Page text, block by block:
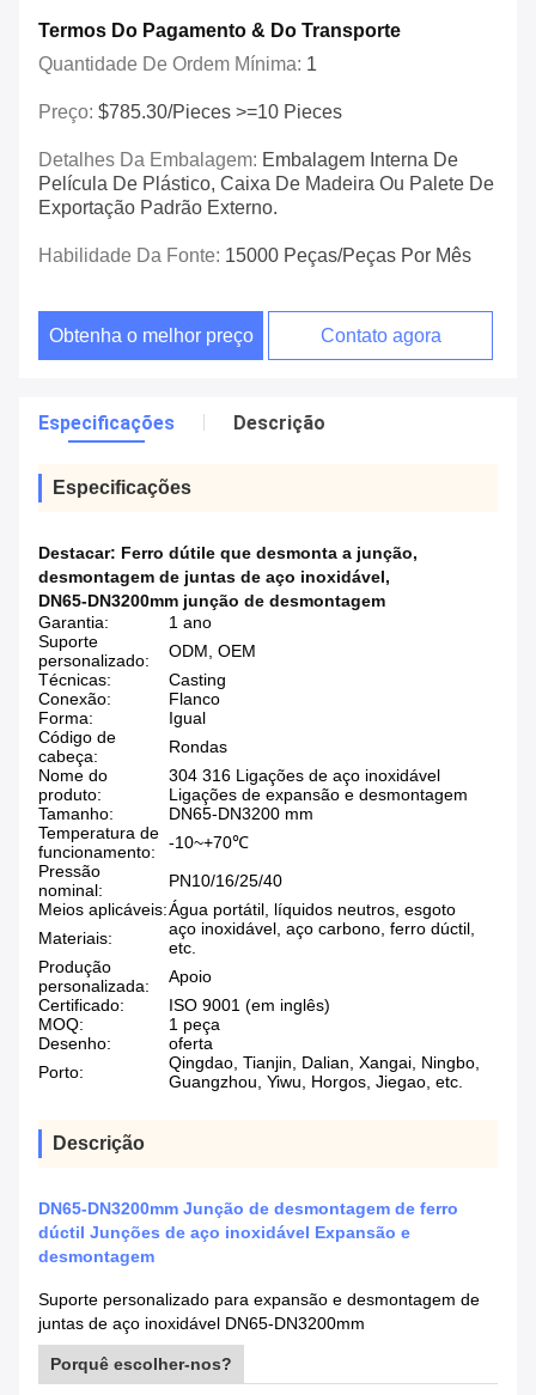
Termos Do Pagamento & Do Transporte
Quantidade De Ordem Mínima: 1
Preço: $785.30/pieces >=10 Pieces
Detalhes Da Embalagem: Embalagem Interna De
Película De Plástico, Caixa De Madeira Ou Palete De
Exportação Padrão Externo.
Habilidade Da Fonte: 15000 Peças/peças Por Mês
Obtenha o melhor preço Contato agora
Especificações Descrição
Especificações
Destacar: Ferro dútile que desmonta a junção,
desmontagem de juntas de aço inoxidável,
DN65-DN3200mm junção de desmontagem
Garantia:
1 ano
Suporte
personalizado:
ODM, OEM
Técnicas:
Casting
Conexão:
Flanco
Forma:
Igual
Código de
cabeça:
Rondas
Nome do
produto:
304 316 Ligações de aço inoxidável
Ligações de expansão e desmontagem
Tamanho:
DN65-DN3200 mm
Temperatura de
funcionamento:
-10~+70℃
Pressão
nominal:
PN10/16/25/40
Meios aplicáveis:Água portátil, líquidos neutros, esgoto
Materiais:
aço inoxidável, aço carbono, ferro dúctil,
etc.
Produção
personalizada:
Apoio
Certificado:
ISO 9001 (em inglês)
MOQ:
1 peça
Desenho:
oferta
Porto:
Qingdao, Tianjin, Dalian, Xangai, Ningbo,
Guangzhou, Yiwu, Horgos, Jiegao, etc.
Descrição
DN65-DN3200mm Junção de desmontagem de ferro
dúctil Junções de aço inoxidável Expansão e
desmontagem
Suporte personalizado para expansão e desmontagem de
juntas de aço inoxidável DN65-DN3200mm
Porquê escolher-nos?